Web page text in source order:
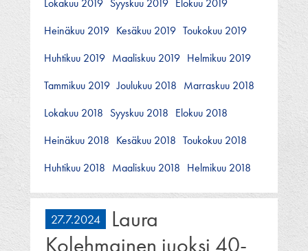
Heinäkuu 2019 Kesäkuu 2019 Toukokuu 2019
Huhtikuu 2019 Maaliskuu 2019 Helmikuu 2019
Tammikuu 2019 Joulukuu 2018 Marraskuu 2018
Lokakuu 2018 Syyskuu 2018 Elokuu 2018
Heinäkuu 2018 Kesäkuu 2018 Toukokuu 2018
Huhtikuu 2018 Maaliskuu 2018 Helmikuu 2018
27.7.2024
Laura
Kolehmainen juoksi 40-